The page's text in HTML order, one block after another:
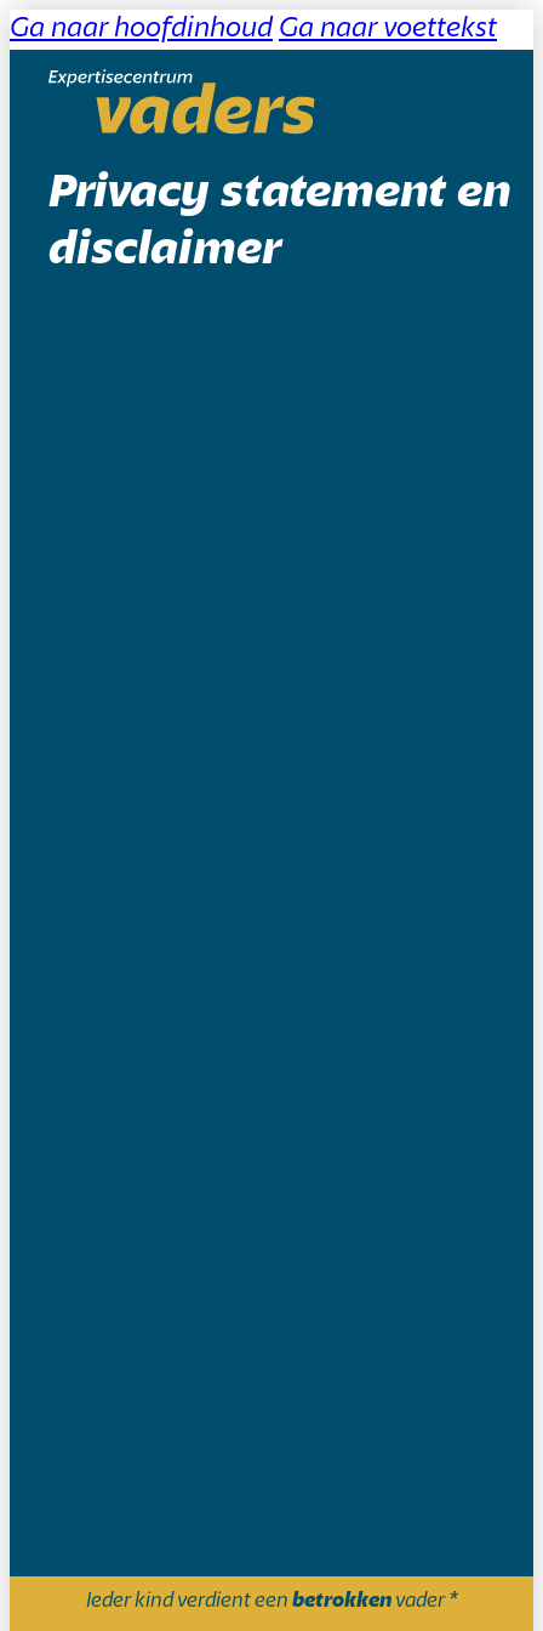
Ga naar hoofdinhoud Ga naar voettekst
Privacy statement en
disclaimer
Projecten
Ieder kind verdient een betrokkenvader *